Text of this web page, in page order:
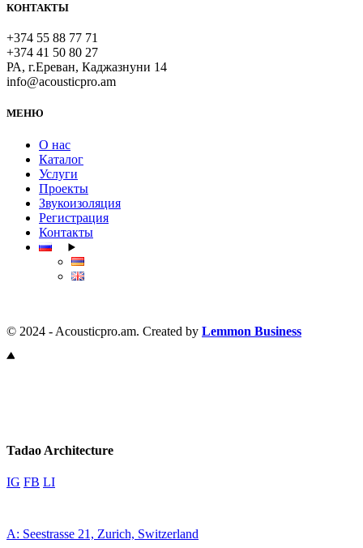
КОНТАКТЫ
+374 55 88 77 71
+374 41 50 80 27
РА, г.Ереван, Каджазнуни 14
info@acousticpro.am
МЕНЮ
О нас
Каталог
Услуги
Проекты
Звукоизоляция
Регистрация
Контакты
© 2024 - Acousticpro.am. Created by Lemmon Business
Tadao Architecture
IG FB LI
A: Seestrasse 21, Zurich, Switzerland